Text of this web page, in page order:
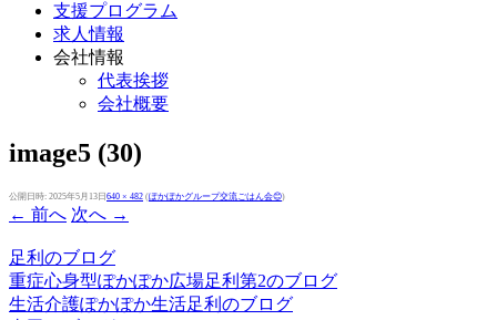
支援プログラム
求人情報
会社情報
代表挨拶
会社概要
image5 (30)
公開日時: 2025年5月13日 640 × 482 (ぽかぽかグループ交流ごはん会😊)
← 前へ 次へ →
足利のブログ
重症心身型ぽかぽか広場足利第2のブログ
生活介護ぽかぽか生活足利のブログ